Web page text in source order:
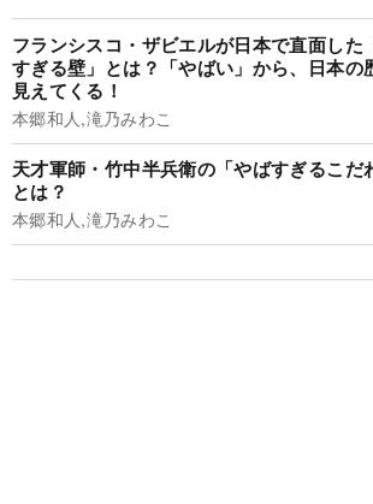
フランシスコ・ザビエルが日本で直面した
すぎる壁」とは？「やばい」から、日本の
見えてくる！
本郷和人,滝乃みわこ
天才軍師・竹中半兵衛の「やばすぎるこだ
とは？
本郷和人,滝乃みわこ